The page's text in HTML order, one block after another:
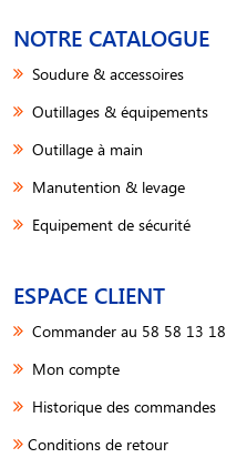
NOTRE CATALOGUE
Soudure & accessoires
Outillages & équipements
Outillage à main
Manutention & levage
Equipement de sécurité
ESPACE CLIENT
Commander au 58 58 13 18
Mon compte
Historique des commandes
Conditions de retour